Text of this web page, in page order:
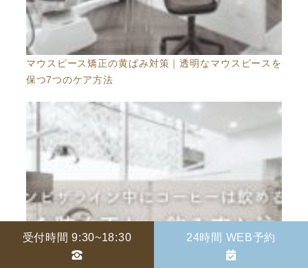
マウスピース矯正の黄ばみ対策｜透明なマウスピースを
保つ7つのケア方法
受付時間 9:30~18:30 24時間 WEB予約